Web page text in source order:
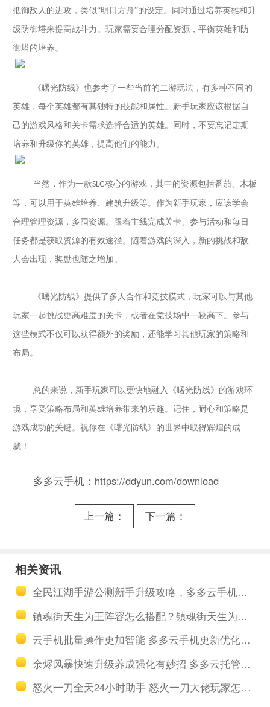
抵御敌人的进攻，类似“明日方舟”的设定。 同时通过培养英雄和升
级防御塔来提高战斗力。玩家需要合理分配资源，平衡英雄和防
御塔的培养。
《曙光防线》也参考了一些当前的二游玩法，有多种不同的
英雄，每个英雄都有其独特的技能和属性。新手玩家应该根据自
己的游戏风格和关卡需求选择合适的英雄。同时，不要忘记定期
培养和升级你的英雄，提高他们的能力。
当然，作为一款SLG核心的游戏 ，其中 的资源包括番茄、木板
等，可以 用于英雄培养、建筑升级等。作为新手玩家 ， 应该学会
合理管理资源， 多囤资源 。 跟着主线完成关卡、参与活动和每日
任务都是获取资源的有效途径。随着游戏的深入，新的挑战和敌
人会出现，奖励也随之增加。
《曙光防线》提供了多人合作和竞技模式，玩家可以与其他
玩家一起挑战更高难度的关卡，或者在竞技场中一较高下。参与
这些模式不仅可以获得额外的奖励，还能学习其他玩家的策略和
布局。
总的来说， 新手玩家可以更快地融入《曙光防线》的游戏环
境，享受策略布局和英雄培养带来的乐趣。记住，耐心和策略是
游戏成功的关键。祝你在《曙光防线》的世界中取得辉煌的成
就！
多多云手机：https://ddyun.com/download
上一篇：
快速起号囤
资源
下一篇：
「干货教
程」
相关资讯
全民江湖手游公测新手升级攻略，多多云手机托管养成做任务
镇魂街天生为王阵容怎么搭配？镇魂街天生为王角色强度排行榜更新
云手机批量操作更加智能 多多云手机更新优化PC版
余烬风暴快速升级养成强化有妙招 多多云托管任务自动日常
怒火一刀全天24小时助手 怒火一刀大佬玩家怎么玩